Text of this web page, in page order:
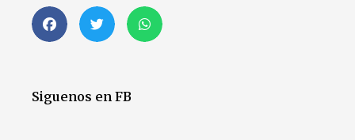
Siguenos en FB